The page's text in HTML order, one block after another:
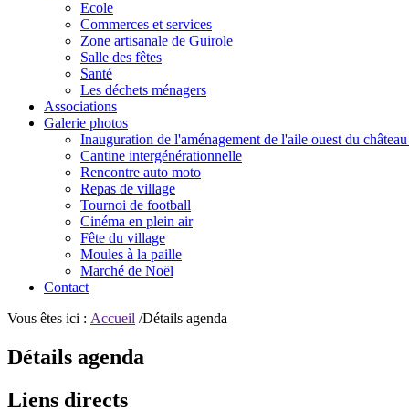
Ecole
Commerces et services
Zone artisanale de Guirole
Salle des fêtes
Santé
Les déchets ménagers
Associations
Galerie photos
Inauguration de l'aménagement de l'aile ouest du
Cantine intergénérationnelle
Rencontre auto moto
Repas de village
Tournoi de football
Cinéma en plein air
Fête du village
Moules à la paille
Marché de Noël
Contact
Vous êtes ici : Accueil /Détails agenda
Détails agenda
Liens directs